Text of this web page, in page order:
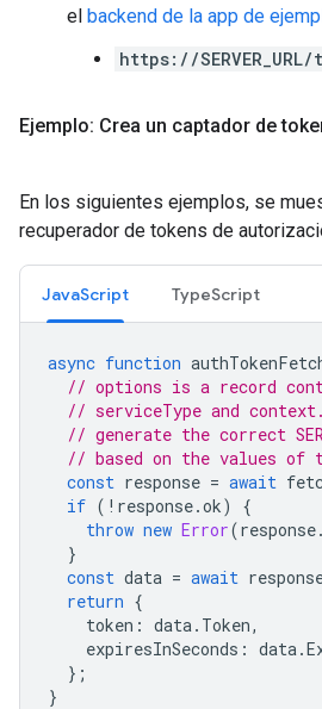
el backend de la app de
https://
Ejemplo: Crea un captador de
En los siguientes ejemplos, se
recuperador de tokens de
JavaScript TypeScript
async function
// options is a record
// serviceType and context.
// generate the correct
// based on the values of
const response = await
if ( ! response.ok)
{
throw new Error(response.
}
const data = await
return {
token : data. Token,
expiresInSeconds : data.
};
}